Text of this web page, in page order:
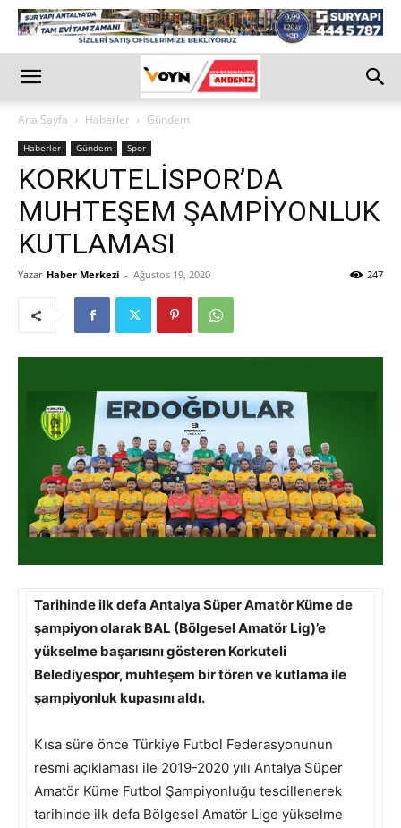
Ana Sayfa Haberler Gündem
Haberler Gündem Spor
KORKUTELİSPOR’DA
MUHTEŞEM ŞAMPİYONLUK
KUTLAMASI
Yazar Haber Merkezi - Ağustos 19, 2020 247
Tarihinde ilk defa Antalya Süper Amatör Küme de
şampiyon olarak BAL (Bölgesel Amatör Lig)’e
yükselme başarısını gösteren Korkuteli
Belediyespor, muhteşem bir tören ve kutlama ile
şampiyonluk kupasını aldı.
Kısa süre önce Türkiye Futbol Federasyonunun
resmi açıklaması ile 2019-2020 yılı Antalya Süper
Amatör Küme Futbol Şampiyonluğu tescillenerek
tarihinde ilk defa Bölgesel Amatör Lige yükselme